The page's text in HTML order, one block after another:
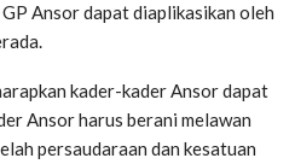
Ansor dapat diaplikasikan oleh
kader-kader Ansor dapat
Ansor harus berani melawan
persaudaraan dan kesatuan